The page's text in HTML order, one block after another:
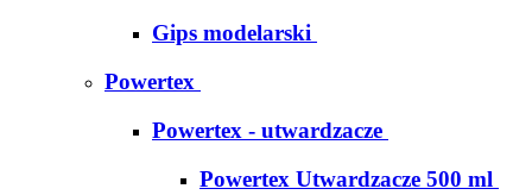
Gips modelarski
Powertex
Powertex - utwardzacze
Powertex Utwardzacze 500 ml